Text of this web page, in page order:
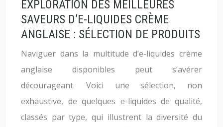
EXPLORATION DES MEILLEURES
SAVEURS D’E-LIQUIDES CRÈME
ANGLAISE : SÉLECTION DE PRODUITS
Naviguer dans la multitude d’e-liquides crème
anglaise disponibles peut s’avérer
décourageant. Voici une sélection, non
exhaustive, de quelques e-liquides de qualité,
classés par type, qui illustrent la diversité du